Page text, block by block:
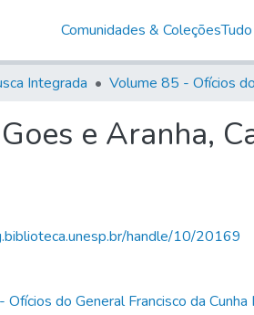
Comunidades & Coleções
Integrada
e Aranha,
handle/10/20169
do General Francisco da